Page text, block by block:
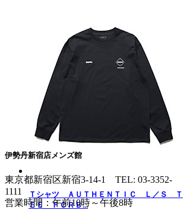
Ｔシャツ ＡＵＴＨＥＮＴＩＣ Ｌ／Ｓ Ｔ
ＥＥ ＦＣＲＢ...
伊勢丹新宿店メンズ館
東京都新宿区新宿3-14-1 TEL: 03-3352-
1111
営業時間：午前10時～午後8時